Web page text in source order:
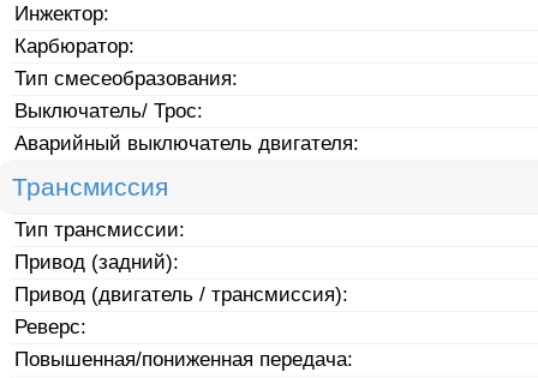
Инжектор:
Карбюратор:
Тип смесеобразования:
Выключатель/ Трос:
Аварийный выключатель двигателя:
Трансмиссия
Тип трансмиссии:
Привод (задний):
Привод (двигатель / трансмиссия):
Реверс:
Повышенная/пониженная передача: